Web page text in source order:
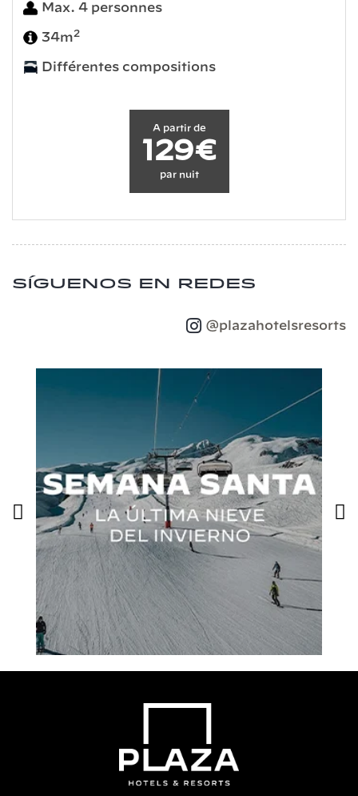
Max. 4 personnes
34m2
Différentes compositions
A partir de
129€
par nuit
Síguenos en redes
@plazahotelsresorts